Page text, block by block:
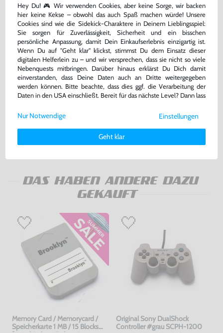
Konsole + Original Controller +
Zubehör
nur 139,99 €
Warenkorb
Zubehör Set: AV Cinchkabel &
Netzkabel
nur 7,99 €
Warenkorb
DAS HABEN ANDERE DAZU
GEKAUFT
Memory Card / Memorycard /
Speicherkarte 1 MB / 15 Blocks
Original Sony DualShock
Controller #grau SCPH-1200
Hey Du! 🎮 Wir verwenden Cookies, aber keine Sorge, wir backen
hier keine Kekse – obwohl das auch Spaß machen würde! Unsere
Cookies sind wie die Sidekick-Charaktere in Deinem Lieblingsspiel:
Sie sorgen für Zuverlässigkeit, Sicherheit und ein bisschen
persönliche Anpassung, damit Dein Einkaufserlebnis einzigartig ist.
Wenn Du auf "Geht klar" klickst, stimmst Du dem Einsatz dieser
digitalen Helferlein zu – und wir versprechen, dass sie nicht so viele
Nebenquests mitbringen. Darüber hinaus erklärst Du Dich damit
einverstanden, dass Deine Daten auch an Dritte weitergegeben
werden können. Bitte beachte, dass dies ggf. die Verarbeitung der
Daten in den USA einschließt. Bereit für das nächste Level? Dann lass
Weitere Informationen zu den von uns verwendeten Cookies und
Deinen Rechten als Nutzer findest Du in unsererDaten­schutz­
Impressum.
Einstellungen
Geht klar
Nur Notwendige